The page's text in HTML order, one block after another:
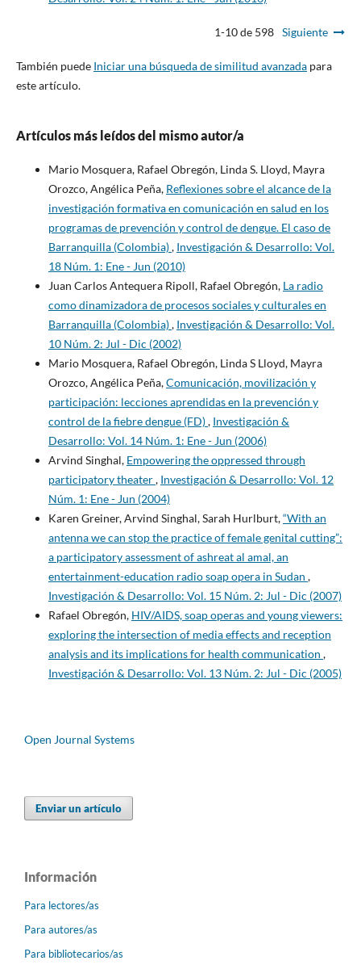
1-10 de 598 Siguiente
También puede Iniciar una búsqueda de similitud avanzadapara
este artículo.
Artículos más leídos del mismo autor/a
Mario Mosquera, Rafael Obregón, Linda S. Lloyd, Mayra
Orozco, Angélica Peña, Reflexiones sobre el alcance de la
investigación formativa en comunicación en salud en los
programas de prevención y control de dengue. El caso de
Barranquilla (Colombia), Investigación & Desarrollo: Vol.
18 Núm. 1: Ene - Jun (2010)
Juan Carlos Antequera Ripoll, Rafael Obregón, La radio
como dinamizadora de procesos sociales y culturales en
Barranquilla (Colombia), Investigación & Desarrollo: Vol.
10 Núm. 2: Jul - Dic (2002)
Mario Mosquera, Rafael Obregón, Linda S Lloyd, Mayra
Orozco, Angélica Peña,Comunicación, movilización y
participación: lecciones aprendidas en la prevención y
control de la fiebre dengue (FD), Investigación &
Desarrollo: Vol. 14 Núm. 1: Ene - Jun (2006)
Arvind Singhal, Empowering the oppressed through
participatory theater, Investigación & Desarrollo: Vol. 12
Núm. 1: Ene - Jun (2004)
Karen Greiner, Arvind Singhal, Sarah Hurlburt,“With an
antenna we can stop the practice of female genital cutting”:
a participatory assessment of ashreat al amal, an
entertainment-education radio soap opera in Sudan ,
Investigación & Desarrollo: Vol. 15 Núm. 2: Jul - Dic (2007)
Rafael Obregón, HIV/AIDS, soap operas and young viewers:
exploring the intersection of media effects and reception
analysis and its implications for health communication ,
Investigación & Desarrollo: Vol. 13 Núm. 2: Jul - Dic (2005)
Open Journal Systems
Enviar un artículo
Información
Para lectores/as
Para autores/as
Para bibliotecarios/as